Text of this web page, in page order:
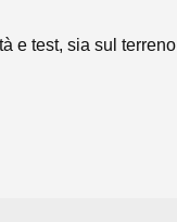
e test, sia sul terreno